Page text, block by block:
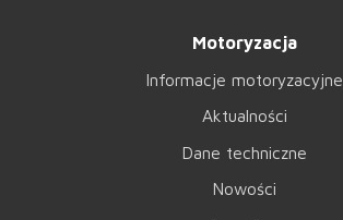
Motoryzacja
Informacje motoryzacyjne
Aktualności
Dane techniczne
Nowości